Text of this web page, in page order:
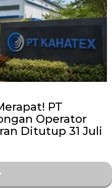
PT
Operator
Ditutup 31 Juli